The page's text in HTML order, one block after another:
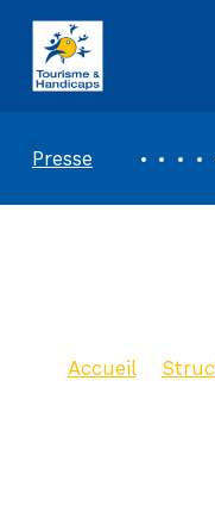
ASSOCIATION TOURISME ET HANDICAPS
Presse
Accueil>